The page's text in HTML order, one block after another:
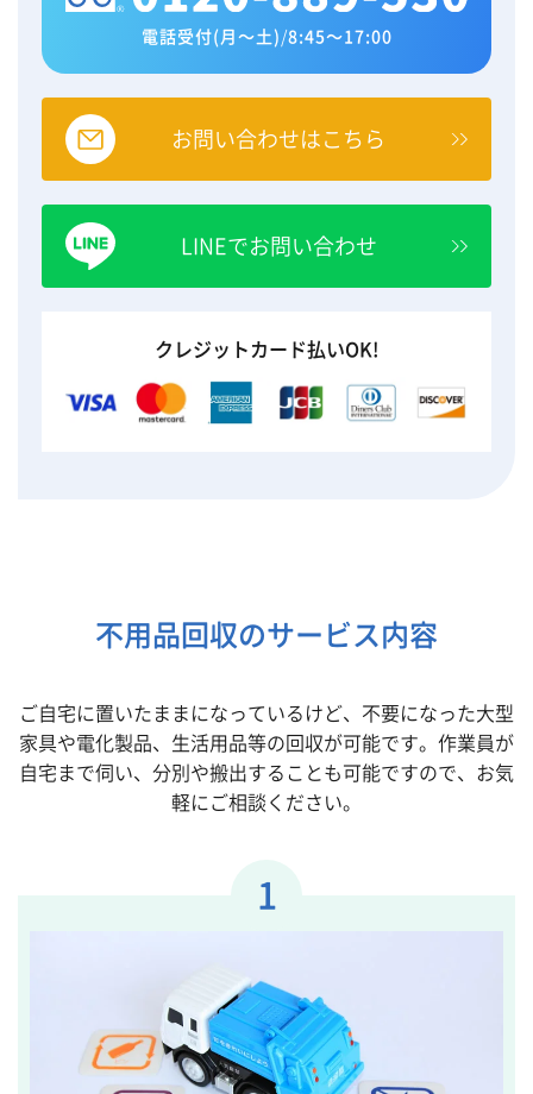
電話受付(月～土) /8:45～17:00
お問い合わせはこちら
LINEでお問い合わせ
クレジットカード払いOK!
不用品回収のサービス内容
ご自宅に置いたままになっているけど、不要になった大型
家具や電化製品、生活用品等の回収が可能です。作業員が
自宅まで伺い、分別や搬出することも可能ですので、お気
軽にご相談ください。
1